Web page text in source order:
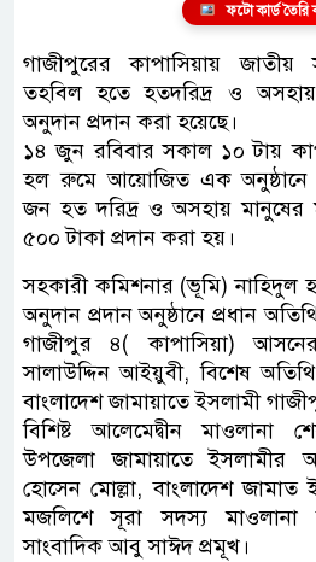
ফটো কার্ড
গাজীপুরের কাপাসিয়ায়
তহবিল হতে হতদরিদ্র ও
অনুদান প্রদান করা হয়েছে।
১৪ জুন রবিবার সকাল ১০ টায়
হল রুমে আয়োজিত এক অনুষ্ঠানে
জন হত দরিদ্র ও অসহায় মানুষের
৫০০ টাকা প্রদান করা হয়।
সহকারী কমিশনার (ভূমি) নাহিদুল
অনুদান প্রদান অনুষ্ঠানে প্রধান
গাজীপুর ৪( কাপাসিয়া)
সালাউদ্দিন আইয়ুবী, বিশেষ
বাংলাদেশ জামায়াতে ইসলামী
বিশিষ্ট আলেমেদ্বীন মাওলানা
উপজেলা জামায়াতে ইসলামীর
হোসেন মোল্লা, বাংলাদেশ
মজলিশে সূরা সদস্য মাওলানা
সাংবাদিক আবু সাঈদ প্রমূখ।